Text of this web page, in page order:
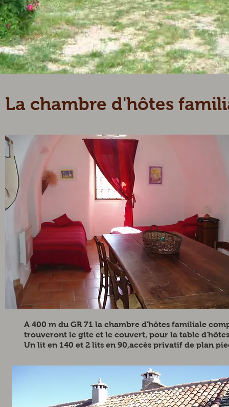
La chambre d'hôtes
A 400 m du GR 71 la chambre d'hôtes familiale
trouveront le gite et le couvert, pour la table
Un lit en 140 et 2 lits en 90,accès privatif de plan